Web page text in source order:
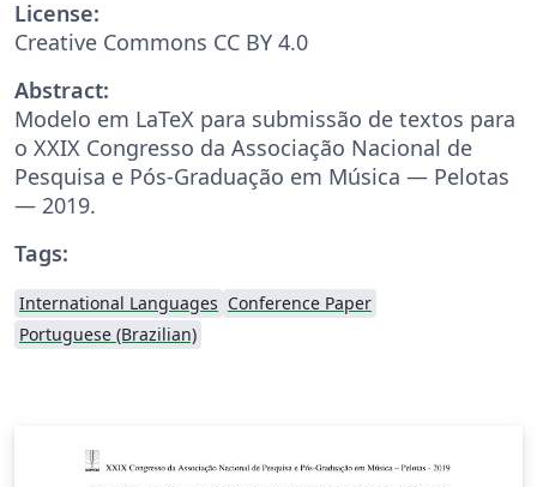
License:
Creative Commons CC BY 4.0
Abstract:
Modelo em LaTeX para submissão de textos para
o XXIX Congresso da Associação Nacional de
Pesquisa e Pós-Graduação em Música — Pelotas
— 2019.
Tags:
International Languages Conference Paper
Portuguese (Brazilian)